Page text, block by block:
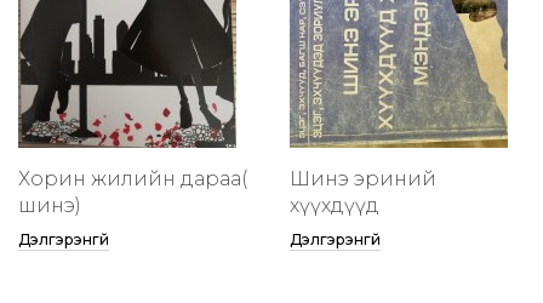
Хорин жилийн дараа(
шинэ)
Дэлгэрэнгүй
Шинэ эриний
хүүхдүүд
Дэлгэрэнгүй